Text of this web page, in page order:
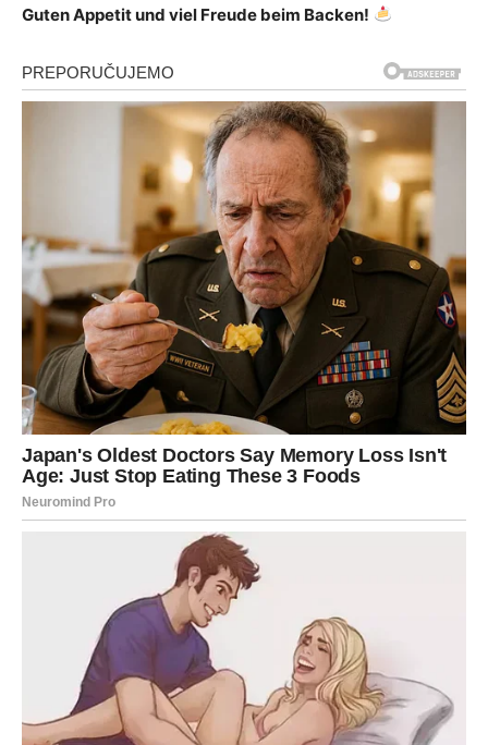
Guten Appetit und viel Freude beim Backen!